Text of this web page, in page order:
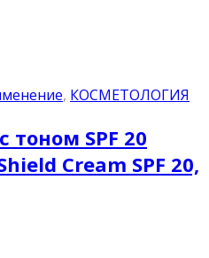
, КОСМЕТОЛОГИЯ
SPF 20
Cream SPF 20,